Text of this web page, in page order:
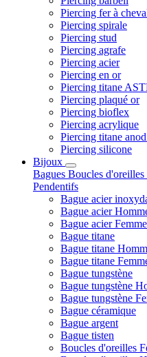
Piercing fer à
Piercing spirale
Piercing stud
Piercing agrafe
Piercing acier
Piercing en or
Piercing titane
Piercing plaqué or
Piercing bioflex
Piercing acrylique
Piercing titane
Piercing silicone
Bijoux
Bagues Boucles d'oreilles
Pendentifs
Bague acier
Bague acier
Bague acier
Bague titane
Bague titane
Bague titane
Bague tungstène
Bague tungstène
Bague tungstène
Bague céramique
Bague argent
Bague tisten
Boucles d'oreilles